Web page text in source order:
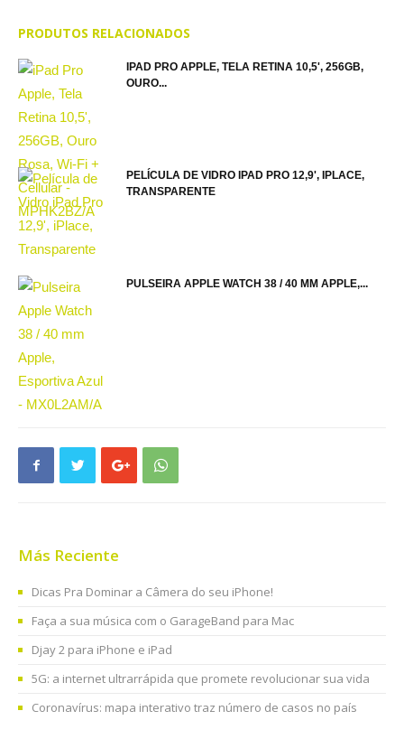
PRODUTOS RELACIONADOS
IPAD PRO APPLE, TELA RETINA 10,5', 256GB,
OURO...
PELÍCULA DE VIDRO IPAD PRO 12,9', IPLACE,
TRANSPARENTE
PULSEIRA APPLE WATCH 38 / 40 MM APPLE,...
Más Reciente
Dicas Pra Dominar a Câmera do seu iPhone!
Faça a sua música com o GarageBand para Mac
Djay 2 para iPhone e iPad
5G: a internet ultrarrápida que promete revolucionar sua vida
Coronavírus: mapa interativo traz número de casos no país